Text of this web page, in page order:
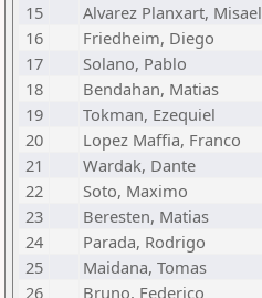
15
Alvarez Planxart, Misael
16
Friedheim, Diego
17
Solano, Pablo
18
Bendahan, Matias
19
Tokman, Ezequiel
20
Lopez Maffia, Franco
21
Wardak, Dante
22
Soto, Maximo
23
Beresten, Matias
24
Parada, Rodrigo
25
Maidana, Tomas
26
Bruno, Federico